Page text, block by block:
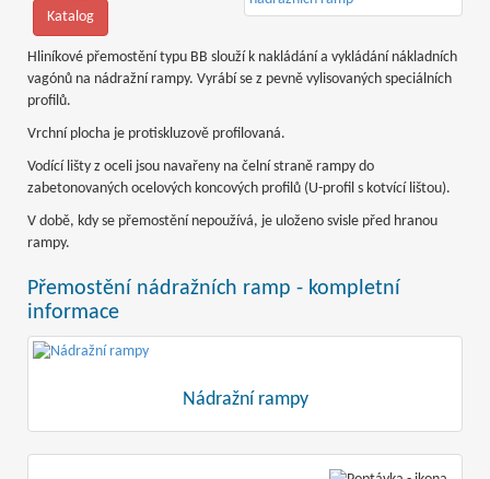
Katalog
Hliníkové přemostění typu BB slouží k nakládání a vykládání nákladních
vagónů na nádražní rampy. Vyrábí se z pevně vylisovaných speciálních
profilů.
Vrchní plocha je protiskluzově profilovaná.
Vodící lišty z oceli jsou navařeny na čelní straně rampy do
zabetonovaných ocelových koncových profilů (U-profil s kotvící lištou).
V době, kdy se přemostění nepoužívá, je uloženo svisle před hranou
rampy.
Přemostění nádražních ramp - kompletní
informace
Nádražní rampy